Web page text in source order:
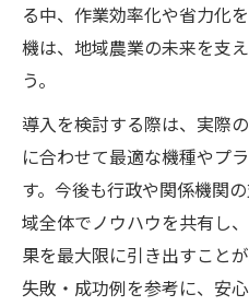
る中、作業効率化や省力化
機は、地域農業の未来を支
う。
導入を検討する際は、実際
に合わせて最適な機種やプ
す。今後も行政や関係機関
域全体でノウハウを共有し
果を最大限に引き出すこと
失敗・成功例を参考に、安